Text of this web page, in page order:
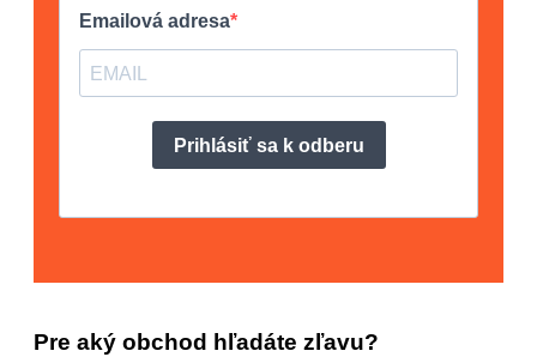
Pre aký obchod hľadáte zľavu?